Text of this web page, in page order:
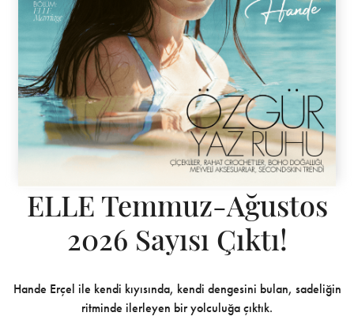
ELLE Temmuz-Ağustos
2026 Sayısı Çıktı!
Hande Erçel ile kendi kıyısında, kendi dengesini bulan, sadeliğin
ritminde ilerleyen bir yolculuğa çıktık.